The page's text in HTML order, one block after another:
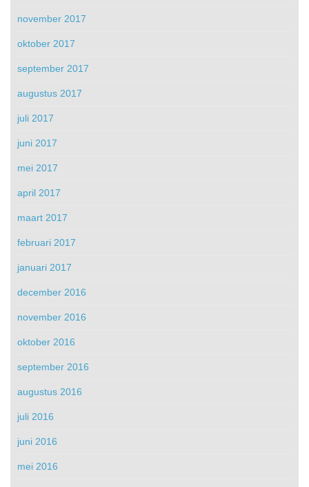
november 2017
oktober 2017
september 2017
augustus 2017
juli 2017
juni 2017
mei 2017
april 2017
maart 2017
februari 2017
januari 2017
december 2016
november 2016
oktober 2016
september 2016
augustus 2016
juli 2016
juni 2016
mei 2016